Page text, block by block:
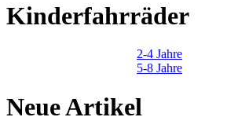
Kinderfahrräder
2-4 Jahre
5-8 Jahre
Neue Artikel